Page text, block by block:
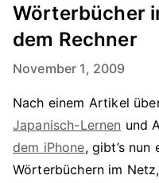
Wörterbücher
dem Rechner
November 1, 2009
Nach einem Artikel
Japanisch-Lernen und
dem iPhone, gibt’s nun
Wörterbüchern im